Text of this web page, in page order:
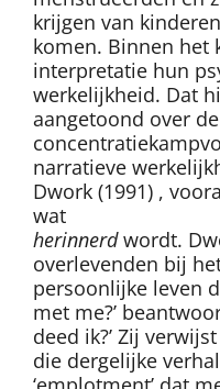
krijgen van
komen. Binnen het
interpretatie hun
werkelijkheid. Dat
aangetoond over
narratieve
Dwork (1991) ,
wat
herinnerdwordt.
overlevenden bij
persoonlijke leven
met me?’
deed ik?’ Zij
die dergelijke